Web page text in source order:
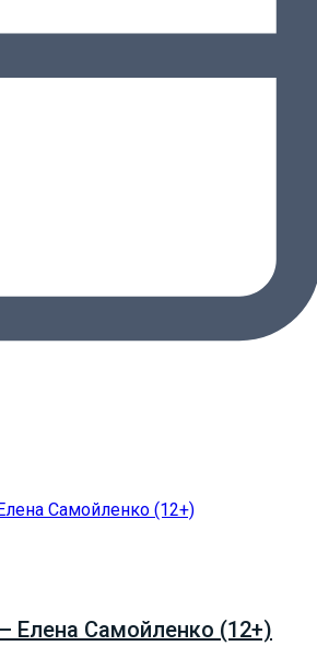
Елена Самойленко (12+)